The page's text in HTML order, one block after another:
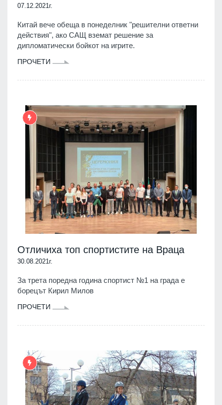
07.12.2021г.
Китай вече обеща в понеделник "решителни ответни
действия", ако САЩ вземат решение за
дипломатически бойкот на игрите.
ПРОЧЕТИ
Отличиха топ спортистите на Враца
30.08.2021г.
За трета поредна година спортист №1 на града е
борецът Кирил Милов
ПРОЧЕТИ